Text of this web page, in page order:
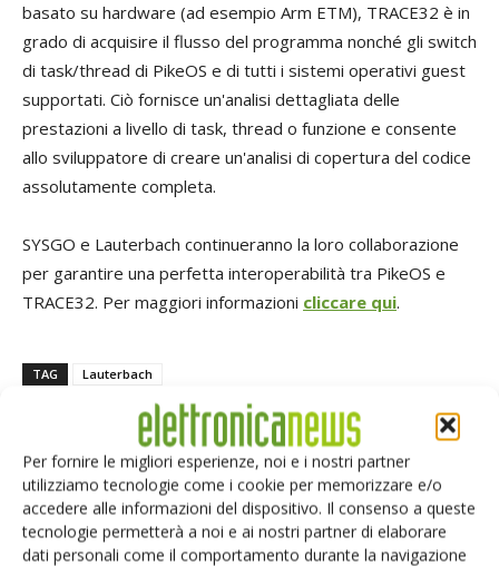
Per fornire le migliori esperienze, noi e i nostri partner
utilizziamo tecnologie come i cookie per memorizzare e/o
accedere alle informazioni del dispositivo. Il consenso a queste
tecnologie permetterà a noi e ai nostri partner di elaborare
dati personali come il comportamento durante la navigazione
basato su hardware (ad esempio Arm ETM), TRACE32 è in
grado di acquisire il flusso del programma nonché gli switch
di task/thread di PikeOS e di tutti i sistemi operativi guest
supportati. Ciò fornisce un'analisi dettagliata delle
prestazioni a livello di task, thread o funzione e consente
allo sviluppatore di creare un'analisi di copertura del codice
assolutamente completa.
SYSGO e Lauterbach continueranno la loro collaborazione
per garantire una perfetta interoperabilità tra PikeOS e
TRACE32. Per maggiori informazioni cliccare qui.
TAG Lauterbach
Facebook Twitter